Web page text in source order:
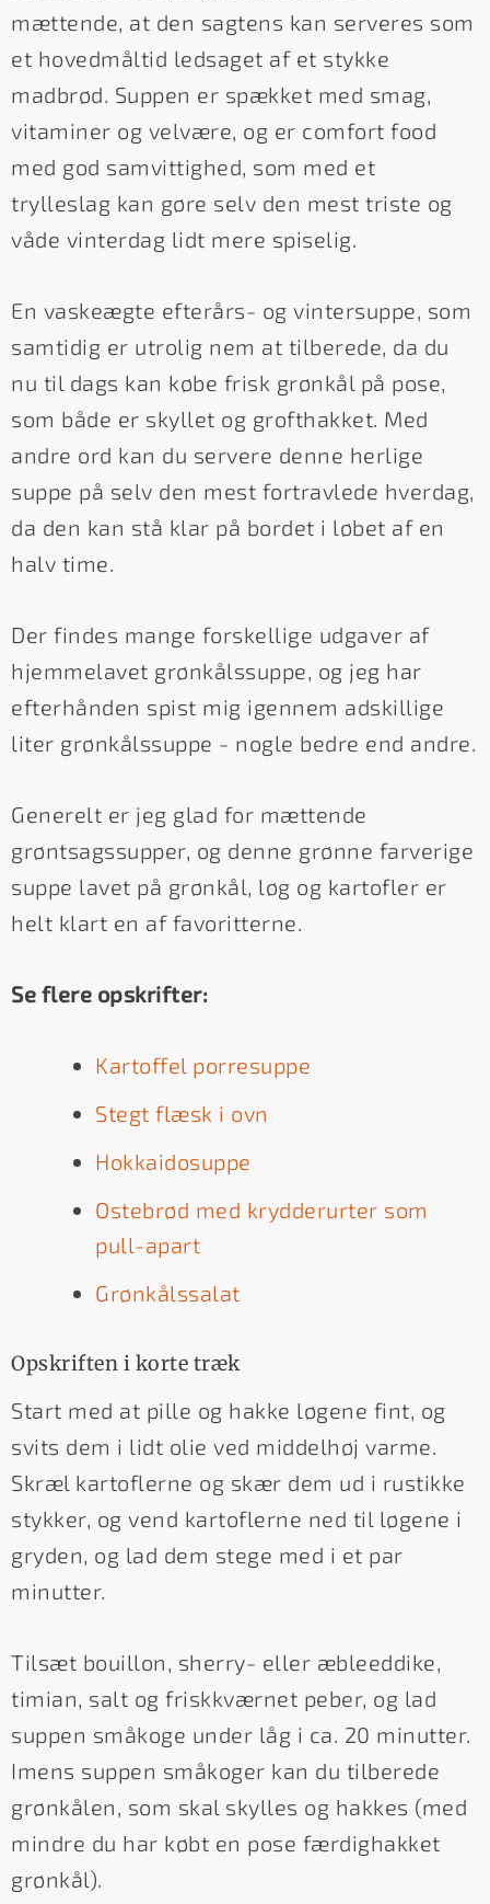
mættende, at den sagtens kan serveres som
et hovedmåltid ledsaget af et stykke
madbrød. Suppen er spækket med smag,
vitaminer og velvære, og er comfort food
med god samvittighed, som med et
trylleslag kan gøre selv den mest triste og
våde vinterdag lidt mere spiselig.
En vaskeægte efterårs- og vintersuppe, som
samtidig er utrolig nem at tilberede, da du
nu til dags kan købe frisk grønkål på pose,
som både er skyllet og grofthakket. Med
andre ord kan du servere denne herlige
suppe på selv den mest fortravlede hverdag,
da den kan stå klar på bordet i løbet af en
halv time.
Der findes mange forskellige udgaver af
hjemmelavet grønkålssuppe, og jeg har
efterhånden spist mig igennem adskillige
liter grønkålssuppe - nogle bedre end andre.
Generelt er jeg glad for mættende
grøntsagssupper, og denne grønne farverige
suppe lavet på grønkål, løg og kartofler er
helt klart en af favoritterne.
Se flere opskrifter:
Kartoffel porresuppe
Stegt flæsk i ovn
Hokkaidosuppe
Ostebrød med krydderurter som
pull-apart
Grønkålssalat
Opskriften i korte træk
Start med at pille og hakke løgene fint, og
svits dem i lidt olie ved middelhøj varme.
Skræl kartoflerne og skær dem ud i rustikke
stykker, og vend kartoflerne ned til løgene i
gryden, og lad dem stege med i et par
minutter.
Tilsæt bouillon, sherry- eller æbleeddike,
timian, salt og friskkværnet peber, og lad
suppen småkoge under låg i ca. 20 minutter.
Imens suppen småkoger kan du tilberede
grønkålen, som skal skylles og hakkes (med
mindre du har købt en pose færdighakket
grønkål).